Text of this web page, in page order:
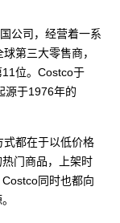
公司，经营着一系
第三大零售商，
位。Costco于
源于1976年的
都在于以低价格
门商品，上架时
同时也都向